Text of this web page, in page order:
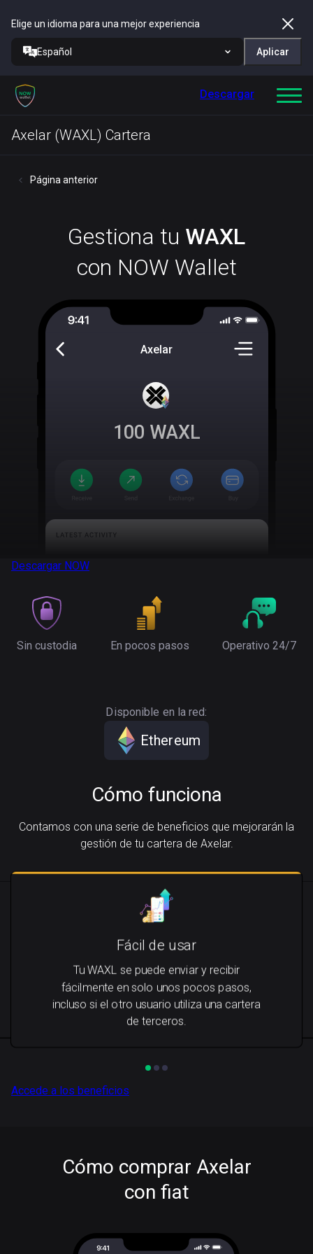
Elige un idioma para una mejor experiencia
Español Aplicar
Descargar
Axelar (WAXL) Cartera
Página anterior
Gestiona tu WAXL
con NOW Wallet
Axelar
100 WAXL
Descargar NOW
Sin custodia En pocos pasos Operativo 24/7
Disponible en la red:
Ethereum
Cómo funciona
Contamos con una serie de beneficios que mejorarán la
gestión de tu cartera de Axelar.
Fácil de usar
Tu WAXL se puede enviar y recibir
fácilmente en solo unos pocos pasos,
incluso si el otro usuario utiliza una cartera
de terceros.
Accede a los beneficios
Cómo comprar Axelar
con fiat